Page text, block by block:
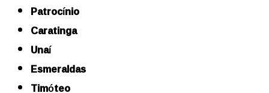
Patrocínio
Caratinga
Unaí
Esmeraldas
Timóteo